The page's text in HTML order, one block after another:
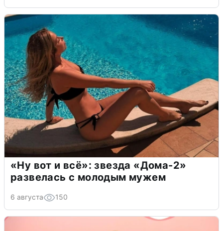
«Ну вот и всё»: звезда «Дома-2»
развелась с молодым мужем
6 августа 150